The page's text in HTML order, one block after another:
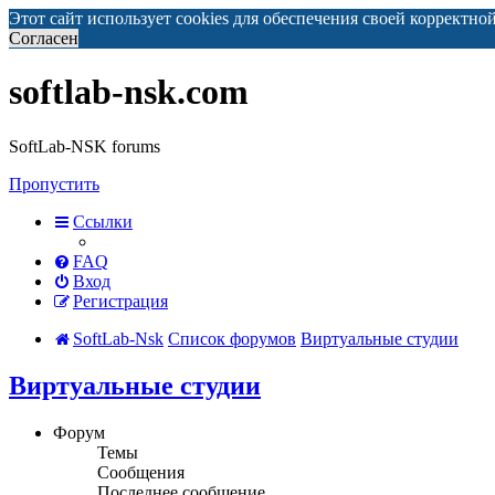
Этот сайт использует cookies для обеспечения своей
Согласен
softlab-nsk.com
SoftLab-NSK forums
Пропустить
Ссылки
FAQ
Вход
Регистрация
SoftLab-Nsk Список форумов Виртуальные студии
Виртуальные студии
Форум
Темы
Сообщения